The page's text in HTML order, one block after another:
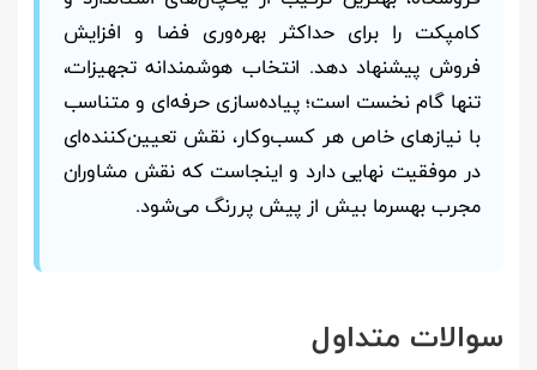
کامپکت را برای حداکثر بهره‌وری فضا و افزایش
فروش پیشنهاد دهد. انتخاب هوشمندانه تجهیزات،
تنها گام نخست است؛ پیاده‌سازی حرفه‌ای و متناسب
با نیازهای خاص هر کسب‌وکار، نقش تعیین‌کننده‌ای
در موفقیت نهایی دارد و اینجاست که نقش مشاوران
مجرب بهسرما بیش از پیش پررنگ می‌شود.
سوالات متداول